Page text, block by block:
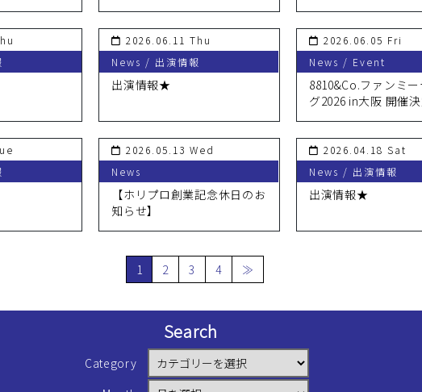
2026.06.11 Thu
News / 出演情報
出演情報★
2026.06.05 Fri
News / Event
8810&Co.ファンミ
グ2026 in大阪 開催決
2026.05.13 Wed
News
【ホリプロ創業記念休日のお
知らせ】
2026.04.18 Sat
News / 出演情報
出演情報★
1 2 3 4 ≫
Search
Category